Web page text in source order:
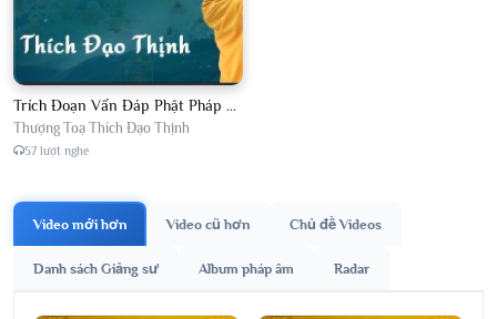
Trích Đoạn Vấn Đáp Phật Pháp 2026
Thượng Toạ Thích Đạo Thịnh
57 lượt nghe
Video mới hơn Video cũ hơn Chủ đề Videos
Danh sách Giảng sư Album pháp âm Radar